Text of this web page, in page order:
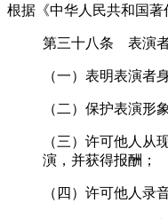
根据《中华人民共和国著
第三十八条 表演者
（一）表明表演者
（二）保护表演形
（三）许可他人从
演，并获得报酬；
（四）许可他人录